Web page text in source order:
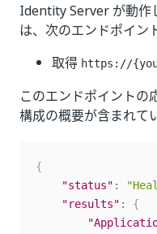
Identity Server が動作
は、次のエンドポイン
取得 https://
このエンドポイント
構成の概要が含まれて
{
"status" :
"results" :
{